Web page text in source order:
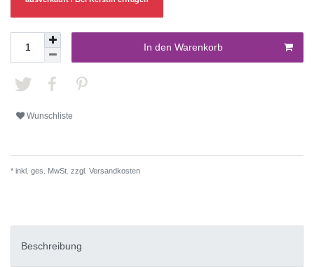
In den Warenkorb
Wunschliste
* inkl. ges. MwSt. zzgl. Versandkosten
Beschreibung